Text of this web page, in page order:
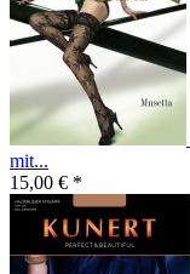
mit...
15,00 € *